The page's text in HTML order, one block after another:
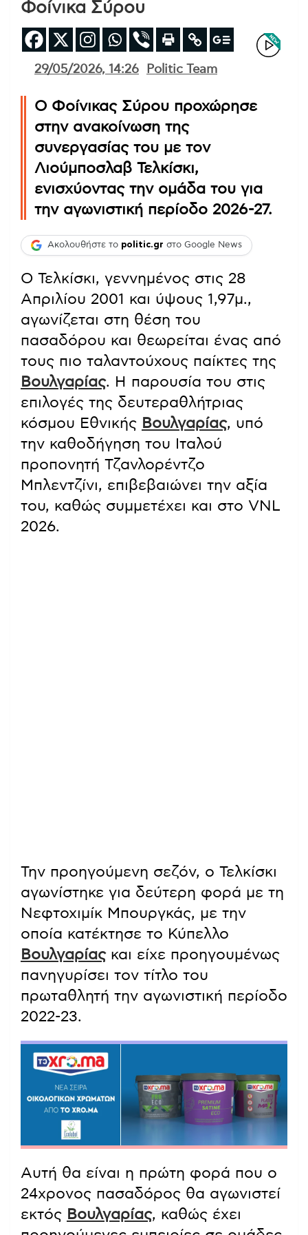
Φοίνικα Σύρου
29/05/2026, 14:26 Politic Team
Ο Φοίνικας Σύρου προχώρησε
στην ανακοίνωση της
συνεργασίας του με τον
Λιούμποσλαβ Τελκίσκι,
ενισχύοντας την ομάδα του για
την αγωνιστική περίοδο 2026-27.
Ακολουθήστε το politic.gr στο Google News
Ο Τελκίσκι, γεννημένος στις 28
Απριλίου 2001 και ύψους 1,97μ.,
αγωνίζεται στη θέση του
πασαδόρου και θεωρείται ένας από
τους πιο ταλαντούχους παίκτες της
Βουλγαρίας. Η παρουσία του στις
επιλογές της δευτεραθλήτριας
κόσμου Εθνικής Βουλγαρίας, υπό
την καθοδήγηση του Ιταλού
προπονητή Τζανλορέντζο
Μπλεντζίνι, επιβεβαιώνει την αξία
του, καθώς συμμετέχει και στο VNL
2026.
Την προηγούμενη σεζόν, ο Τελκίσκι
αγωνίστηκε για δεύτερη φορά με τη
Νεφτοχιμίκ Μπουργκάς, με την
οποία κατέκτησε το Κύπελλο
Βουλγαρίαςκαι είχε προηγουμένως
πανηγυρίσει τον τίτλο του
πρωταθλητή την αγωνιστική περίοδο
2022-23.
Αυτή θα είναι η πρώτη φορά που ο
24χρονος πασαδόρος θα αγωνιστεί
εκτός Βουλγαρίας, καθώς έχει